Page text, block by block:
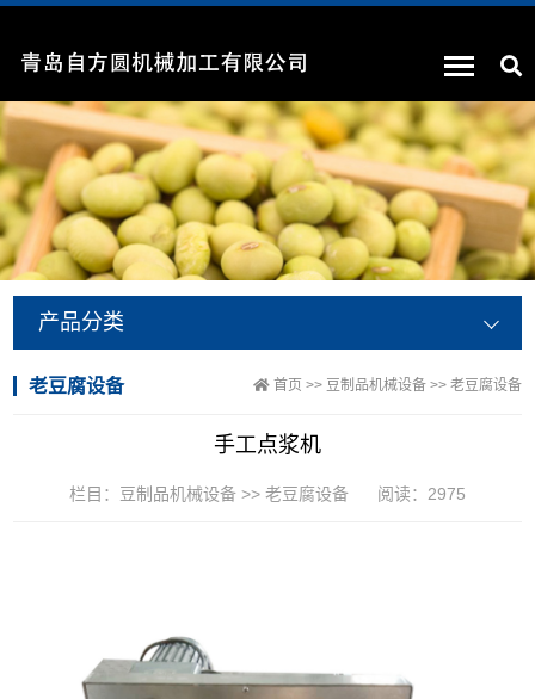
产品分类
老豆腐设备 首页 >> 豆制品机械设备>> 老豆腐设备
手工点浆机
栏目： 豆制品机械设备 >> 老豆腐设备 阅读：2975